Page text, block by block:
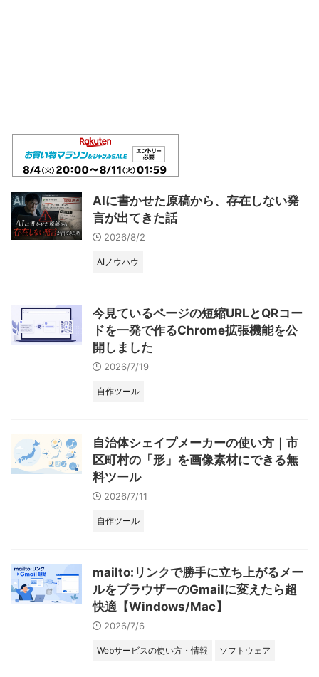
AIに書かせた原稿から、存在しない発
言が出てきた話
2026/8/2
AIノウハウ
今見ているページの短縮URLとQRコー
ドを一発で作るChrome拡張機能を公
開しました
2026/7/19
自作ツール
自治体シェイプメーカーの使い方｜市
区町村の「形」を画像素材にできる無
料ツール
2026/7/11
自作ツール
mailto:リンクで勝手に立ち上がるメー
ルをブラウザーのGmailに変えたら超
快適【Windows/Mac】
2026/7/6
Webサービスの使い方・情報 ソフトウェア